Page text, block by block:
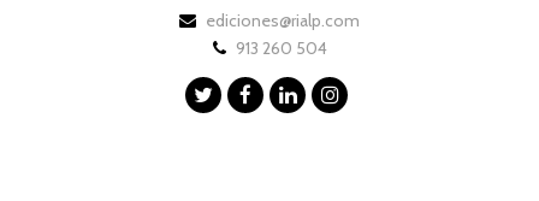
ediciones@rialp.com
913 260 504